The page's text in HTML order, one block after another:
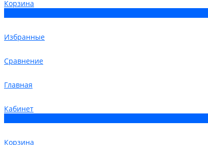
Корзина
Избранные
Сравнение
Главная
Кабинет
Корзина